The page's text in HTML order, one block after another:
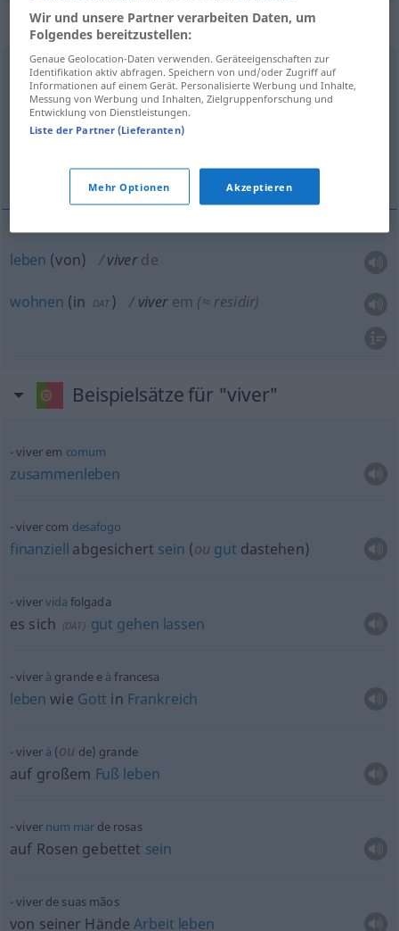
„viver“: verbo intransitivo
viver [viˈver]v/i
Übersicht aller Übersetzungen
(Für mehr Details die Übersetzung anklicken/antippen)
leben, wohnen
leben (von) viver de
wohnen (in DAT ) viver em (≈ residir)
Beispielsätze für "viver"
viver em comum
zusammenleben
viver com desafogo
finanziell abgesichert sein (ou gut dastehen)
vivervida folgada
es sich (DAT) gut gehen lassen
viver à grande e à francesa
leben wie Gott in Frankreich
viver à (ou de) grande
auf großem Fuß leben
viver num marde rosas
auf Rosen gebettet sein
viver de suas mãos
von seiner HändeArbeit leben
Wir und unsere Partner verarbeiten Daten, um
Folgendes bereitzustellen:
Genaue Geolocation-Daten verwenden. Geräteeigenschaften zur
Identifikation aktiv abfragen. Speichern von und/oder Zugriff auf
Informationen auf einem Gerät. Personalisierte Werbung und Inhalte,
Messung von Werbung und Inhalten, Zielgruppenforschung und
Entwicklung von Dienstleistungen.
Liste der Partner (Lieferanten)
Mehr Optionen Akzeptieren